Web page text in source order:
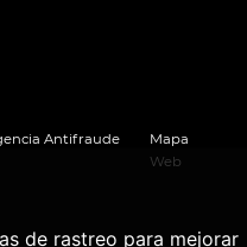
de rastreo para mejorar
Antifraude
Mapa
Web